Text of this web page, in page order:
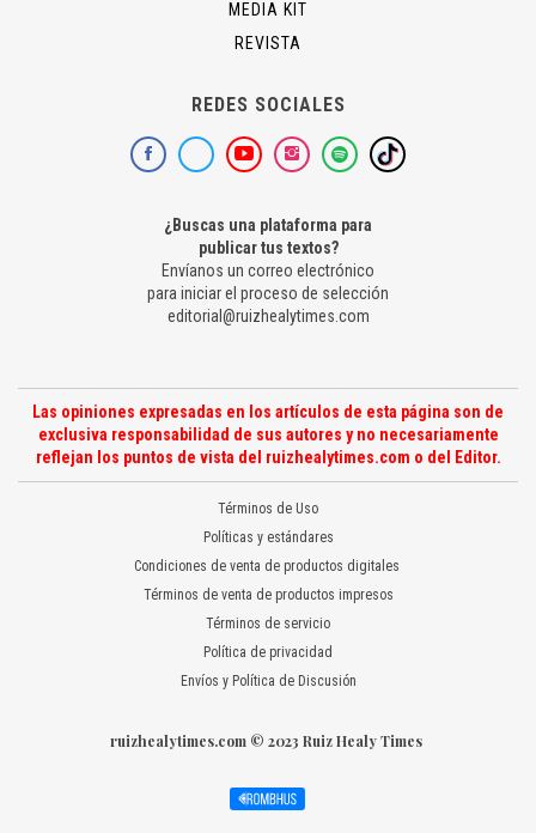
MEDIA KIT
REVISTA
REDES SOCIALES
¿Buscas una plataforma para
publicar tus textos?
Envíanos un correo electrónico
para iniciar el proceso de selección
editorial@ruizhealytimes.com
Las opiniones expresadas en los artículos de esta página son de
exclusiva responsabilidad de sus autores y no necesariamente
reflejan los puntos de vista del ruizhealytimes.com o del Editor.
Términos de Uso
Políticas y estándares
Condiciones de venta de productos digitales
Términos de venta de productos impresos
Términos de servicio
Política de privacidad
Envíos y Política de Discusión
ruizhealytimes.com © 2023 Ruiz Healy Times